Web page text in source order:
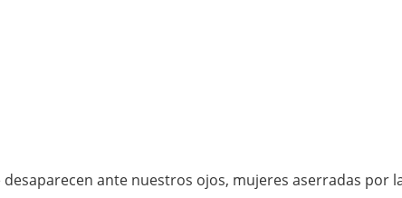
ante nuestros ojos, mujeres aserradas por